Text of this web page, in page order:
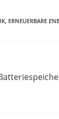
, ERNEUERBARE